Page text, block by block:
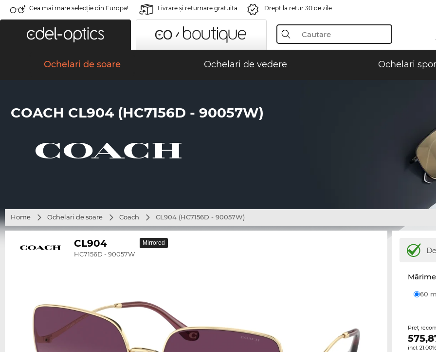
Cea mai mare selecție din Europa! Livrare şi returnare gratuita Drept la retur 30 de zile
Ochelari de soare Ochelari de vedere Ochelari
COACH CL904 (HC7156D - 90057W)
Home Ochelari de soare Coach CL904 (HC7156D - 90057W)
CL904
HC7156D - 90057W
Mirrored
60
Preţ
incl.